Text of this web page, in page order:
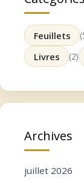
Feuillets
Livres (2)
Archives
juillet 2026